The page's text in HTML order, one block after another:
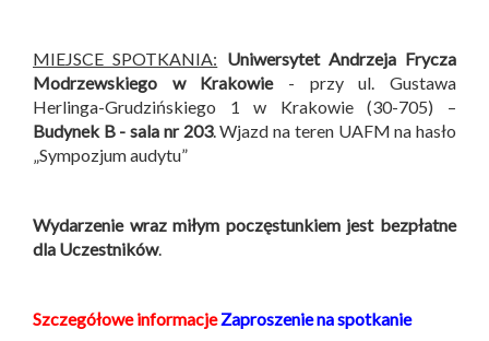
MIEJSCE SPOTKANIA: Uniwersytet Andrzeja Frycza
Modrzewskiego w Krakowie- przy ul. Gustawa
Herlinga-Grudzińskiego 1 w Krakowie (30-705) –
Budynek B - sala nr 203. Wjazd na teren UAFM na hasło
„Sympozjum audytu”
Wydarzenie wraz miłym poczęstunkiem jest bezpłatne
dla Uczestników.
Szczegółowe informacje Zaproszenie na spotkanie